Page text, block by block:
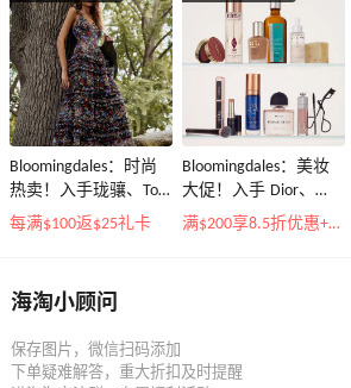
Bloomingdales：时尚
热卖！入手珑骧、Tory
Burch、拉夫劳伦等
每满$100返$25礼卡
Bloomingdales：美妆
大促！入手 Dior、
Prada、TF 等
满$200享8.5折优惠+部分送好礼
海淘小顾问